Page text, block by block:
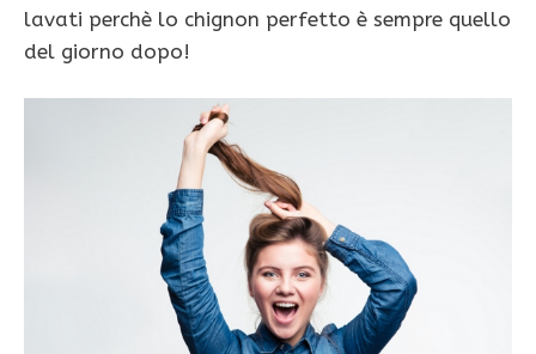
lavati perchè lo chignon perfetto è sempre quello
del giorno dopo!